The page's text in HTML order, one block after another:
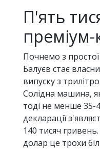
П'ять
Почнемо з
Балуєв стає
випуску з
Солідна машина,
тоді не менше 35-
декларації
140 тисяч
долар це трохи